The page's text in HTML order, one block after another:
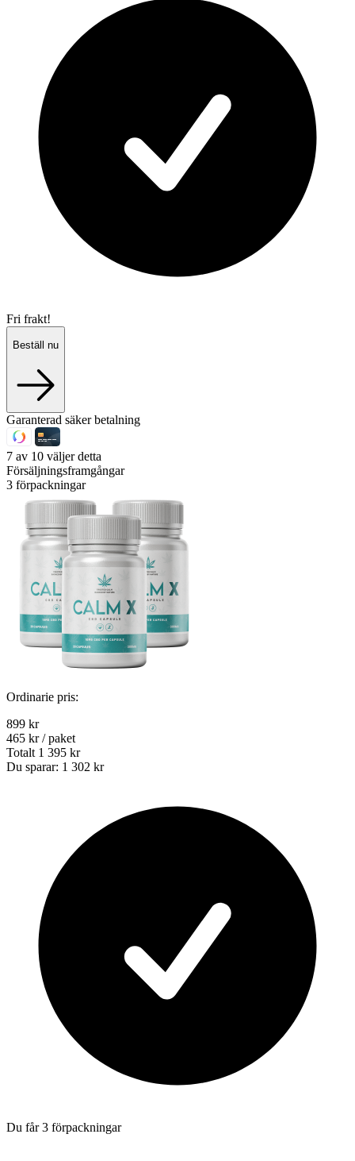
Fri frakt!
Beställ nu
Garanterad säker betalning
7 av 10 väljer detta
Försäljningsframgångar
3 förpackningar
Ordinarie pris:
899 kr
465 kr/ paket
Totalt 1 395 kr
Du sparar: 1 302 kr
Du får 3 förpackningar